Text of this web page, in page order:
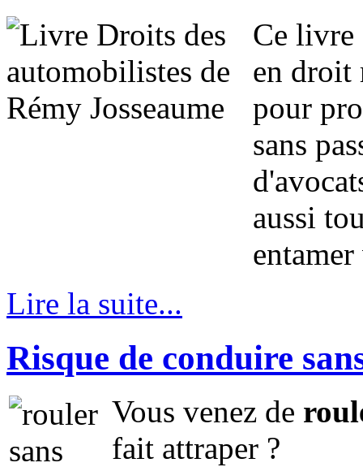
Ce livre
en droit
pour
sans
aussi
Lire la suite...
Risque de conduire
Vous venez de
fait attraper ?